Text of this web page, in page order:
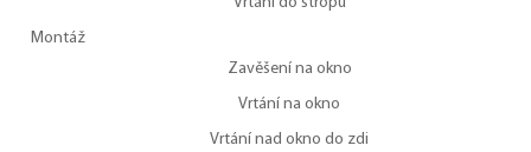
Montáž
Zavěšení na okno
Vrtání na okno
Vrtání nad okno do zdi